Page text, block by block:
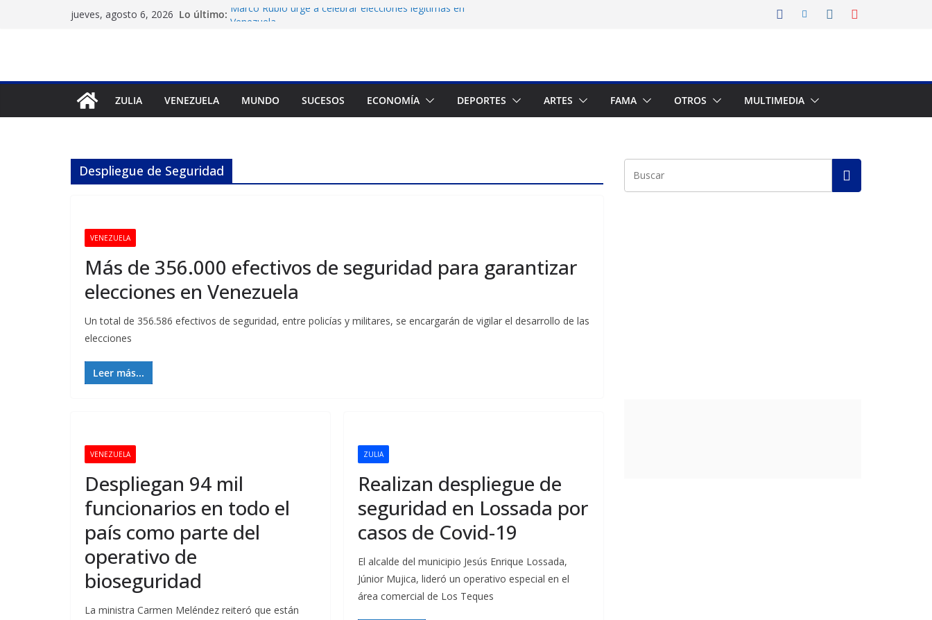
jueves, agosto 6, 2026 Lo último: Marco Rubio urge a celebrar elecciones legítimas en
Hallan el cuerpo del montañista Nirmal Purja tras avalancha
en Pakistán
ZULIA VENEZUELA MUNDO SUCESOS ECONOMÍA DEPORTES ARTES FAMA OTROS MULTIMEDIA
Despliegue de Seguridad
VENEZUELA
Más de 356.000 efectivos de seguridad para garantizar
elecciones en Venezuela
Un total de 356.586 efectivos de seguridad, entre policías y militares, se encargarán de vigilar el desarrollo de las
elecciones
Leer más...
VENEZUELA
Despliegan 94 mil
funcionarios en todo el
país como parte del
operativo de
bioseguridad
La ministra Carmen Meléndez reiteró que están
ZULIA
Realizan despliegue de
seguridad en Lossada por
casos de Covid-19
El alcalde del municipio Jesús Enrique Lossada,
Júnior Mujica, lideró un operativo especial en el
área comercial de Los Teques